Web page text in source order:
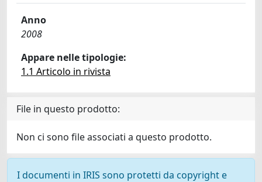
Anno
2008
Appare nelle tipologie:
1.1 Articolo in rivista
File in questo prodotto:
Non ci sono file associati a questo prodotto.
I documenti in IRIS sono protetti da copyright e